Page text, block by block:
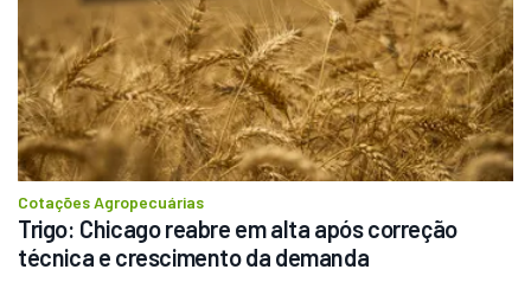
Cotações Agropecuárias
Trigo: Chicago reabre em alta após correção
técnica e crescimento da demanda